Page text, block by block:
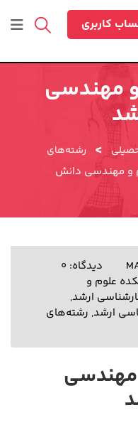
کاربری
مهندسی
>
رشته‌های
و مهندسی دانش
دیدگاه: 0
علوم و
ارشد,
ارشد, رشته‌های
مهندسی